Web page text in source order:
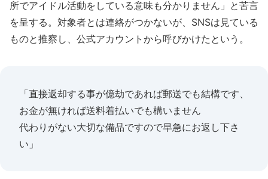
所でアイドル活動をしている意味も分かりません」と苦言
を呈する。対象者とは連絡がつかないが、SNSは見ている
ものと推察し、公式アカウントから呼びかけたという。
「直接返却する事が億劫であれば郵送でも結構です、
お金が無ければ送料着払いでも構いません
代わりがない大切な備品ですので早急にお返し下さ
い」